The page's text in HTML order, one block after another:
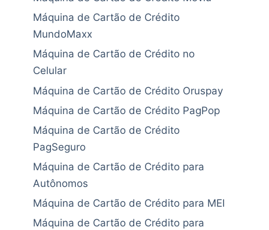
Máquina de Cartão de Crédito
MundoMaxx
Máquina de Cartão de Crédito no
Celular
Máquina de Cartão de Crédito Oruspay
Máquina de Cartão de Crédito PagPop
Máquina de Cartão de Crédito
PagSeguro
Máquina de Cartão de Crédito para
Autônomos
Máquina de Cartão de Crédito para MEI
Máquina de Cartão de Crédito para